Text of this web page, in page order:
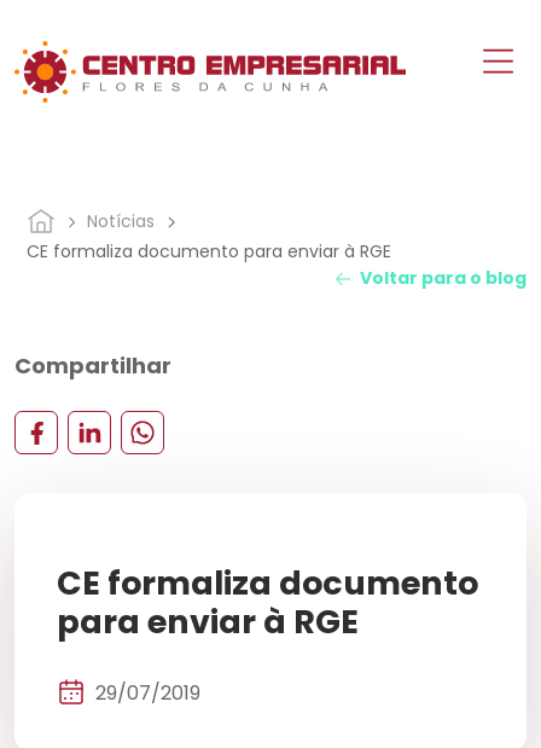
Notícias
CE formaliza documento para enviar à RGE
Voltar para o blog
Compartilhar
CE formaliza documento
para enviar à RGE
29/07/2019